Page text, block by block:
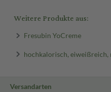
Weitere Produkte aus:
Fresubin YoCreme
hochkalorisch,
Versandarten